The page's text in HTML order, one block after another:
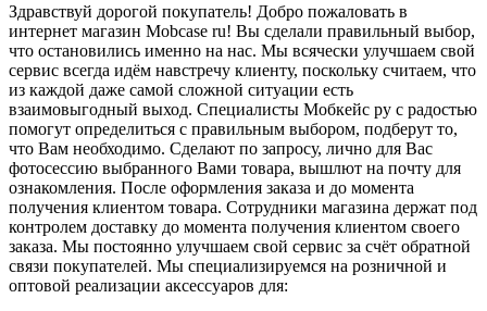
Здравствуй дорогой покупатель! Добро пожаловать в
интернет магазин Mobcase ru! Вы сделали правильный выбор,
что остановились именно на нас. Мы всячески улучшаем свой
сервис всегда идём навстречу клиенту, поскольку считаем, что
из каждой даже самой сложной ситуации есть
взаимовыгодный выход. Специалисты Мобкейс ру с радостью
помогут определиться с правильным выбором, подберут то,
что Вам необходимо. Сделают по запросу, лично для Вас
фотосессию выбранного Вами товара, вышлют на почту для
ознакомления. После оформления заказа и до момента
получения клиентом товара. Сотрудники магазина держат под
контролем доставку до момента получения клиентом своего
заказа. Мы постоянно улучшаем свой сервис за счёт обратной
связи покупателей. Мы специализируемся на розничной и
оптовой реализации аксессуаров для: